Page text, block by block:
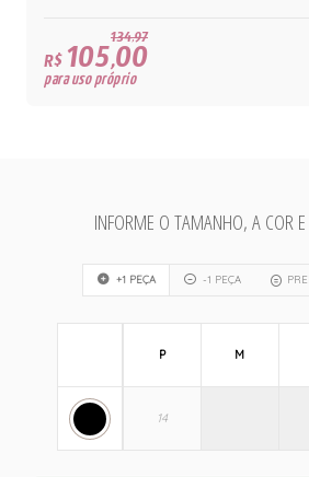
134,97
R$105,00
para uso próprio
INFORME O TAMANHO, A COR
+1 PEÇA -1 PEÇA
P M